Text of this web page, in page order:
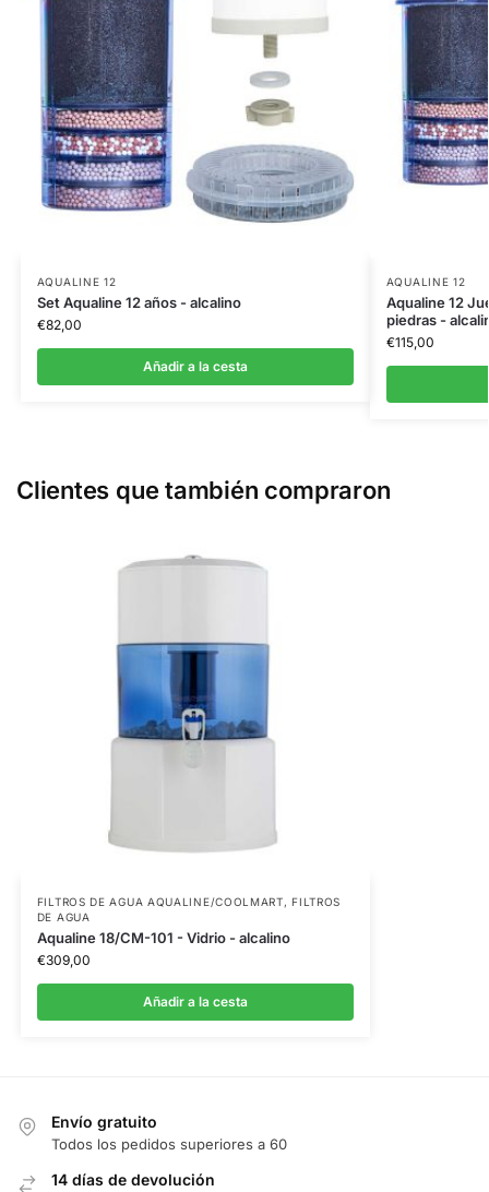
AQUALINE 12
Set Aqualine 12 años - alcalino
€82,00
Añadir a la cesta
AQUALINE 12
Aqualine 12
piedras -
€115,00
Clientes que también compraron
FILTROS DE AGUA AQUALINE/COOLMART,FILTROS
DE AGUA
Aqualine 18/CM-101 - Vidrio - alcalino
€309,00
Añadir a la cesta
Envío gratuito
Todos los pedidos superiores a 60
14 días de devolución